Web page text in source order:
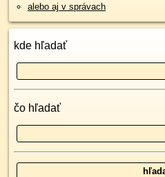
alebo aj v správach
kde hľadať
čo hľadať